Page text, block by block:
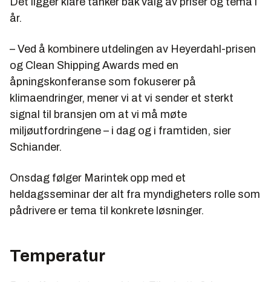
år.
– Ved å kombinere utdelingen av Heyerdahl-prisen
og Clean Shipping Awards med en
åpningskonferanse som fokuserer på
klimaendringer, mener vi at vi sender et sterkt
signal til bransjen om at vi må møte
miljøutfordringene – i dag og i framtiden, sier
Schiander.
Onsdag følger Marintek opp med et
heldagsseminar der alt fra myndigheters rolle som
pådrivere er tema til konkrete løsninger.
Temperatur